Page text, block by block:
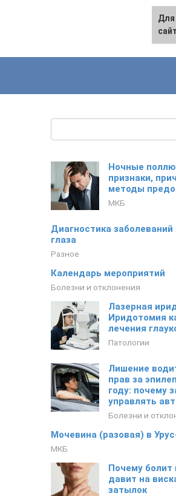
Ночные
признаки,
методы
МКБ
Диагностика заболеваний
глаза
Разное
Календарь мероприятий
Болезни и отклонения
Лазерная
Иридотомия
лечения
Патологии
Лишение
прав за
году: почему
управлять
Болезни и
Мочевина (разовая) в
МКБ
Почему болит
давит на
затылок
Для